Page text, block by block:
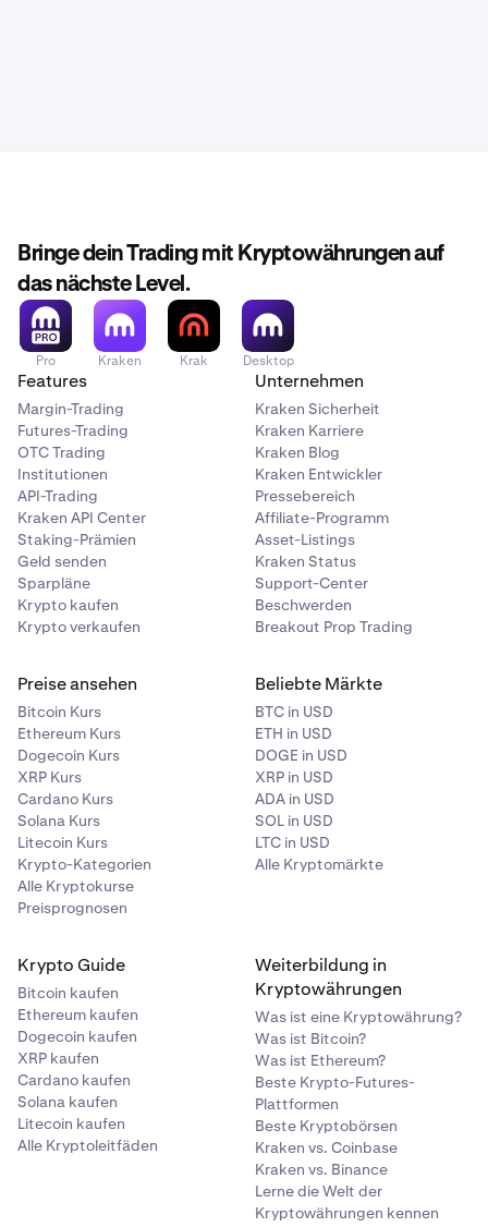
Bringe dein Trading mit Kryptowährungen auf
das nächste Level.
Pro Kraken Krak Desktop
Features
Margin-Trading
Futures-Trading
OTC Trading
Institutionen
API-Trading
Kraken API Center
Staking-Prämien
Geld senden
Sparpläne
Krypto kaufen
Krypto verkaufen
Unternehmen
Kraken Sicherheit
Kraken Karriere
Kraken Blog
Kraken Entwickler
Pressebereich
Affiliate-Programm
Asset-Listings
Kraken Status
Support-Center
Beschwerden
Breakout Prop Trading
Preise ansehen
Bitcoin Kurs
Ethereum Kurs
Dogecoin Kurs
XRP Kurs
Cardano Kurs
Solana Kurs
Litecoin Kurs
Krypto-Kategorien
Alle Kryptokurse
Preisprognosen
Beliebte Märkte
BTC in USD
ETH in USD
DOGE in USD
XRP in USD
ADA in USD
SOL in USD
LTC in USD
Alle Kryptomärkte
Krypto Guide
Bitcoin kaufen
Ethereum kaufen
Dogecoin kaufen
XRP kaufen
Cardano kaufen
Solana kaufen
Litecoin kaufen
Alle Kryptoleitfäden
Weiterbildung in
Kryptowährungen
Was ist eine Kryptowährung?
Was ist Bitcoin?
Was ist Ethereum?
Beste Krypto-Futures-
Plattformen
Beste Kryptobörsen
Kraken vs. Coinbase
Kraken vs. Binance
Lerne die Welt der
Kryptowährungen kennen